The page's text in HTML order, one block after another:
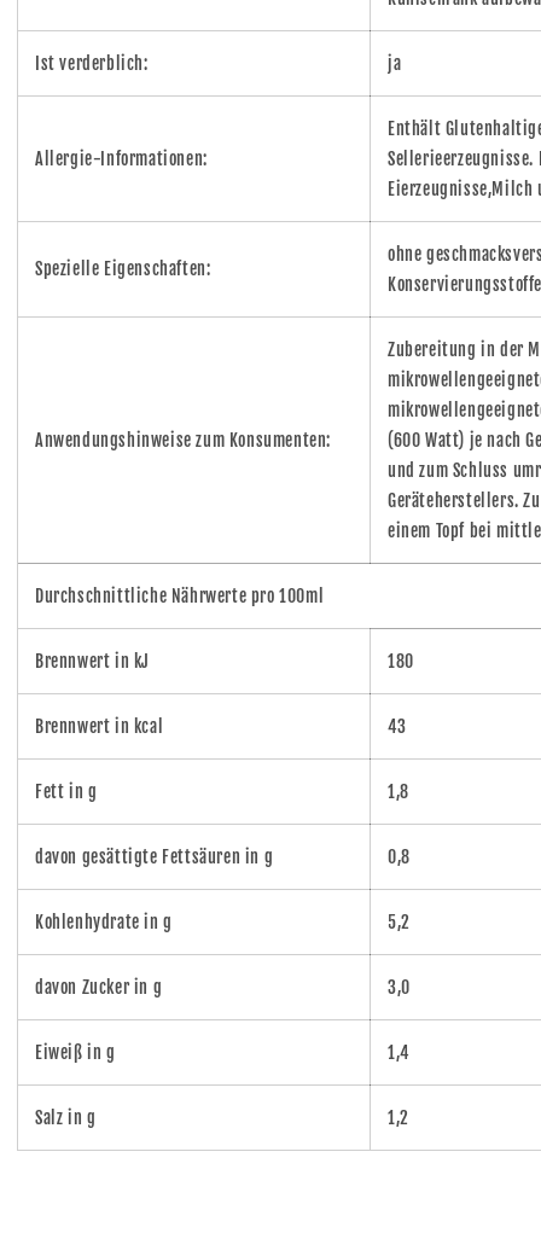
Ist verderblich: ja
Allergie-Informationen:
Enthält
Sellerieerzeugnisse.
Spezielle Eigenschaften:
ohne
Anwendungshinweise zum Konsumenten:
Zubereitung in der
(600 Watt) je nach
und zum Schluss
Geräteherstellers.
einem Topf bei
Durchschnittliche Nährwerte pro 100ml
Brennwert in kJ 180
Brennwert in kcal 43
Fett in g 1,8
davon gesättigte Fettsäuren in g 0,8
Kohlenhydrate in g 5,2
davon Zucker in g 3,0
Eiweiß in g 1,4
Salz in g 1,2